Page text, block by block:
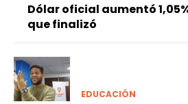
Dólar oficial aumentó
que finalizó
EDUCACIÓN